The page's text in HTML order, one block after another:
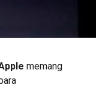
memang